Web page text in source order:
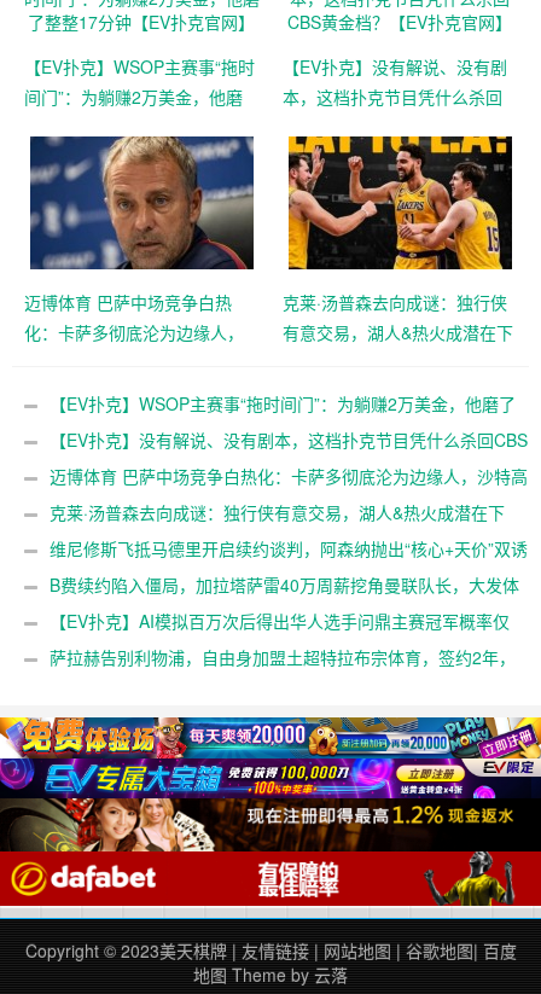
【EV扑克】WSOP主赛事“拖时
间门”：为躺赚2万美金，他磨
【EV扑克】没有解说、没有剧
本，这档扑克节目凭什么杀回
迈博体育 巴萨中场竞争白热
化：卡萨多彻底沦为边缘人，
【EV扑克官网】
克莱·汤普森去向成谜：独行侠
有意交易，湖人&热火成潜在下
路！【EV扑克官网】
【EV扑克】WSOP主赛事“拖时间门”：为躺赚2万美金，他磨了
整整17分钟【EV扑克官网】
【EV扑克】没有解说、没有剧本，这档扑克节目凭什么杀回CBS
黄金档？【EV扑克官网】
迈博体育 巴萨中场竞争白热化：卡萨多彻底沦为边缘人，沙特高
薪邀约引发去留两难【EV扑克官网】
克莱·汤普森去向成谜：独行侠有意交易，湖人&热火成潜在下
家，大发体育助力你的致富之路！【EV扑克官网】
维尼修斯飞抵马德里开启续约谈判，阿森纳抛出“核心+天价”双诱
惑，大发体育助力你的致富之路！【EV扑克官网】
B费续约陷入僵局，加拉塔萨雷40万周薪挖角曼联队长，大发体
育助力你的致富之路！【EV扑克官网】
【EV扑克】AI模拟百万次后得出华人选手问鼎主赛冠军概率仅
3%【EV扑克官网】
萨拉赫告别利物浦，自由身加盟土超特拉布宗体育，签约2年，
Copyright © 2023美天棋牌| 友情链接| 网站地图 | 谷歌地图| 百度
地图 Theme by 云落